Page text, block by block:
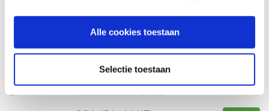
Alle cookies toestaan
Selectie toestaan
Compare
Bow Products PushPRO duwstok 460